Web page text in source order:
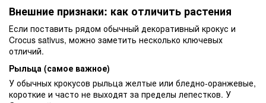
Внешние признаки: как отличить растения
Если поставить рядом обычный декоративный крокус и
Crocus sativus, можно заметить несколько ключевых
отличий.
Рыльца (самое важное)
У обычных крокусов рыльца желтые или бледно-оранжевые,
короткие и часто не выходят за пределы лепестков. У